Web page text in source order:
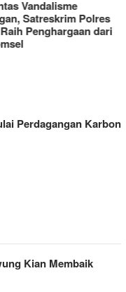
Polres
dari
RM OG
Omset di
2025
Perdagangan Karbon
Kian Membaik